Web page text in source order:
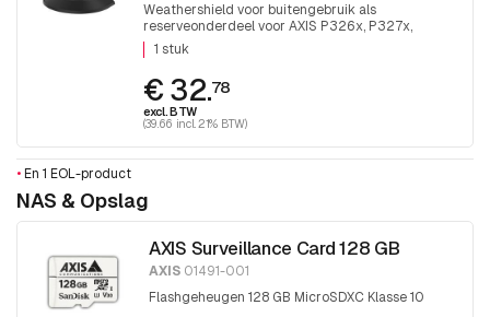
Weathershield voor buitengebruik als
reserveonderdeel voor AXIS P326x, P327x,
P328x, LVE. 1 stuk
1 stuk
€ 32.78
excl. BTW
(39.66 incl. 21% BTW)
• En 1 EOL-product
NAS & Opslag
AXIS Surveillance Card 128 GB
AXIS01491-001
Flashgeheugen 128 GB MicroSDXC Klasse 10